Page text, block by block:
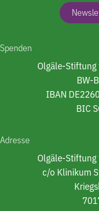
Spenden
Olgäle-Stiftung
BW-
IBAN
BIC
Adresse
Olgäle-Stiftung
c/o Klinikum